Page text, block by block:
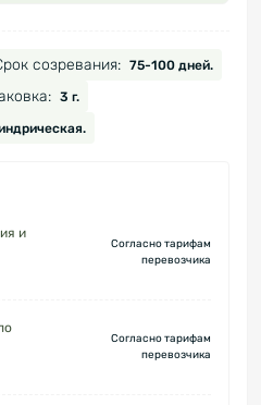
созревания: 75-100 дней.
3 г.
и
Согласно тарифам
перевозчика
Согласно тарифам
перевозчика